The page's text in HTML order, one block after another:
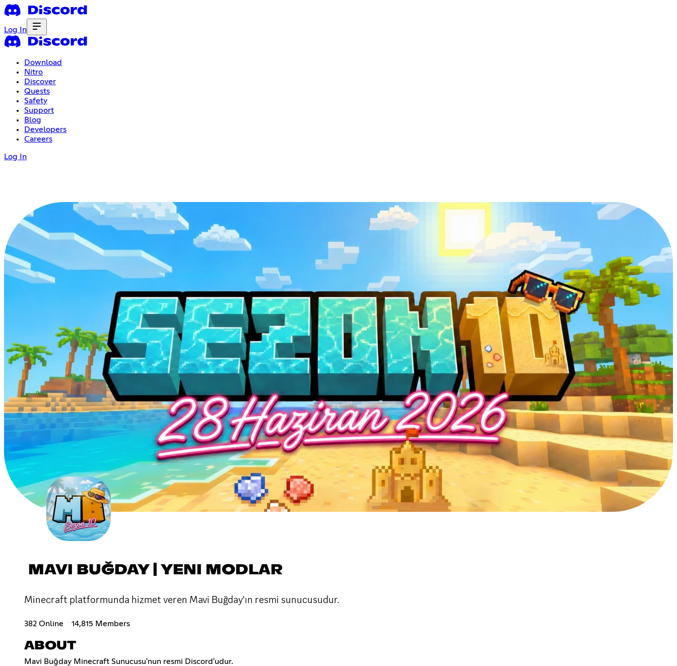
Log In
Download
Nitro
Discover
Quests
Safety
Support
Blog
Developers
Careers
Log In
MAVI BUĞDAY | YENI MODLAR
Minecraft platformunda hizmet veren Mavi Buğday'ın resmi sunucusudur.
382 Online 14,815 Members
ABOUT
Mavi Buğday Minecraft Sunucusu'nun resmi Discord'udur.